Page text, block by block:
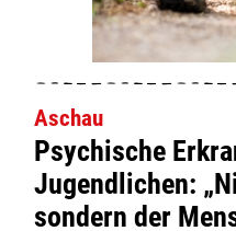
Aschau
Psychische
Jugendlichen:
sondern der